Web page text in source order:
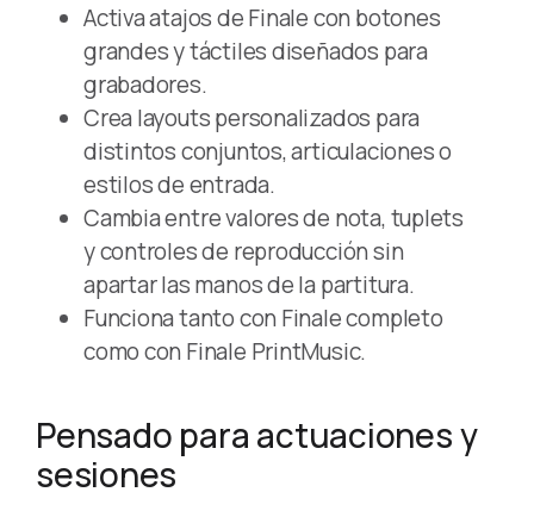
Activa atajos de Finale con botones
grandes y táctiles diseñados para
grabadores.
Crea layouts personalizados para
distintos conjuntos, articulaciones o
estilos de entrada.
Cambia entre valores de nota, tuplets
y controles de reproducción sin
apartar las manos de la partitura.
Funciona tanto con Finale completo
como con Finale PrintMusic.
Pensado para actuaciones y
sesiones